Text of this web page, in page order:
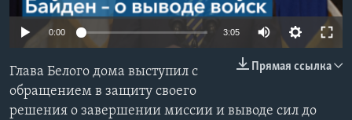
Learning English
СОЦИАЛЬНЫЕ СЕТИ
0:00 3:05
Прямая ссылка
Глава Белого дома выступил с
обращением в защиту своего
решения о завершении миссии и выводе сил до